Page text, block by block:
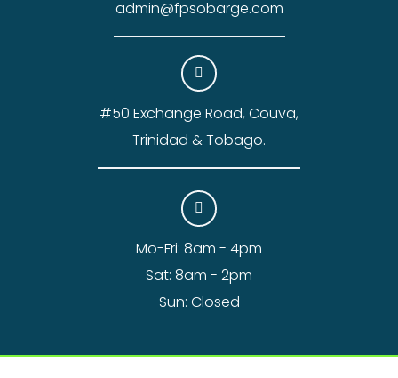
admin@fpsobarge.com
#50 Exchange Road, Couva,
Trinidad & Tobago.
Mo-Fri: 8am - 4pm
Sat: 8am - 2pm
Sun: Closed